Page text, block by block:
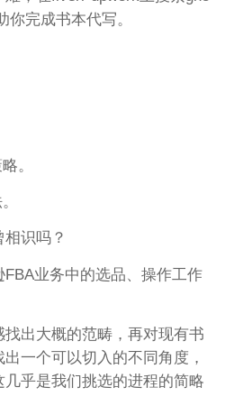
完成书本代写。
。
识吗？
业务中的选品、操作工作
找出大概的范畴，再对现有书
一个可以切入的不同角度，
乎是我们挑选的进程的简略